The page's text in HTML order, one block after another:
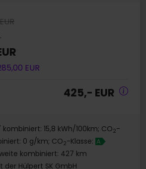
EUR
425,- EUR
kombiniert: 15,8 kWh/100km; CO2-
0 g/km; CO2-Klasse: A
kombiniert: 427 km
der Hülpert SK GmbH